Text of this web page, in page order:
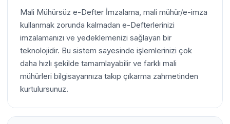
Mali Mühürsüz e-Defter İmzalama, mali mühür/e-imza
kullanmak zorunda kalmadan e-Defterlerinizi
imzalamanızı ve yedeklemenizi sağlayan bir
teknolojidir. Bu sistem sayesinde işlemlerinizi çok
daha hızlı şekilde tamamlayabilir ve farklı mali
mühürleri bilgisayarınıza takıp çıkarma zahmetinden
kurtulursunuz.